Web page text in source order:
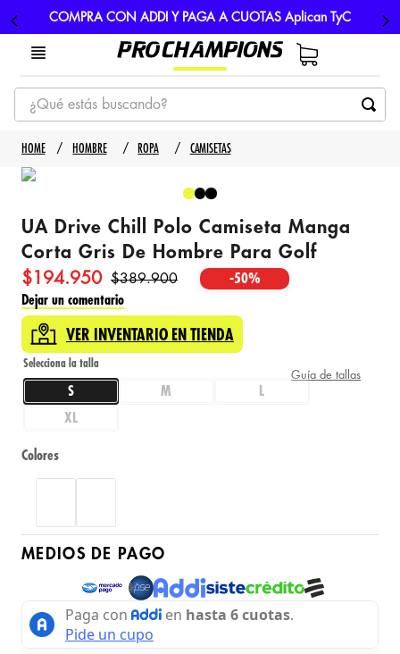
COMPRA CON ADDI Y PAGA A CUOTAS Aplican TyC
¿Qué estás buscando?
TÉRMINOS MÁS BUSCADOS
1
3. nike
4. guayos
5
HOMBRE ROPA CAMISETAS
UA Drive Chill Polo Camiseta Manga
Corta Gris De Hombre Para Golf
$194.950 $389.900 -50%
Dejar un comentario
VER INVENTARIO EN TIENDA
Guía de tallas
S M
L
XL
Colores
MEDIOS DE PAGO